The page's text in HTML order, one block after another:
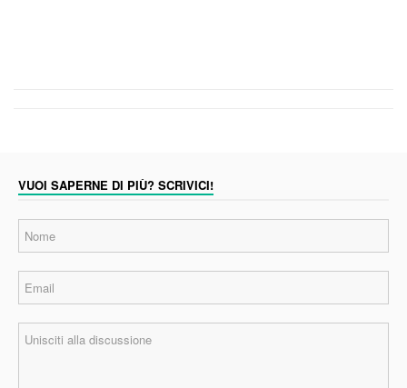
VUOI SAPERNE DI PIÙ? SCRIVICI!